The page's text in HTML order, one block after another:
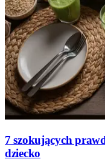
7 szokujących
dziecko